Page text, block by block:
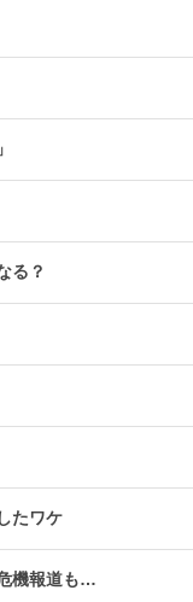
る？
たワケ
機報道も…